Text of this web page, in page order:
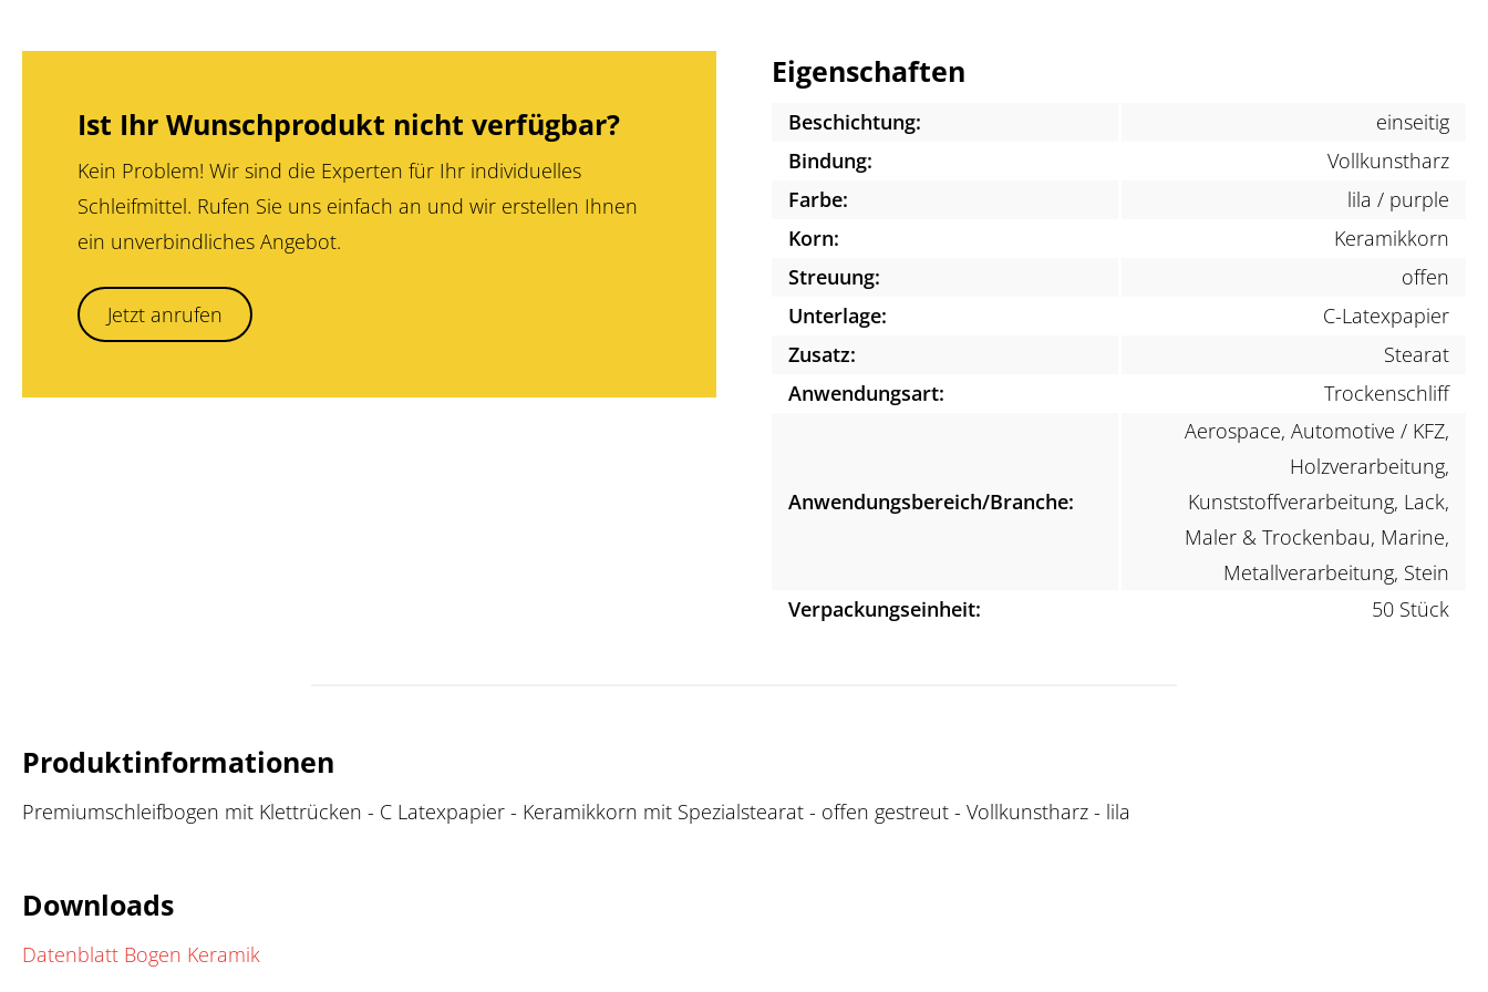
Ist Ihr Wunschprodukt nicht verfügbar?
Kein Problem! Wir sind die Experten für Ihr individuelles
Schleifmittel. Rufen Sie uns einfach an und wir erstellen Ihnen
ein unverbindliches Angebot.
Jetzt anrufen
Eigenschaften
Beschichtung:
einseitig
Bindung:
Vollkunstharz
Farbe:
lila / purple
Korn:
Keramikkorn
Streuung:
offen
Unterlage:
C-Latexpapier
Zusatz:
Stearat
Anwendungsart:
Trockenschliff
Anwendungsbereich/Branche:
Aerospace, Automotive / KFZ,
Holzverarbeitung,
Kunststoffverarbeitung, Lack,
Maler & Trockenbau, Marine,
Metallverarbeitung, Stein
Verpackungseinheit:
50 Stück
Produktinformationen
Premiumschleifbogen mit Klettrücken - C Latexpapier - Keramikkorn mit Spezialstearat - offen gestreut - Vollkunstharz - lila
Downloads
Datenblatt Bogen Keramik